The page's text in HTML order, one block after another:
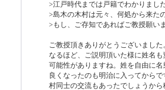
>江戸時代までは戸籍でわかりました
>島木の木村は元々、何処から来た
>もし、ご存知であればご教授願いま
ご教授頂きありがとうございました
なるほど、ご説明頂いた様に姓名も
可能性がありますね。姓を自由に名
良くなったのも明治に入ってからで
村同士の交流もあったでしょうから